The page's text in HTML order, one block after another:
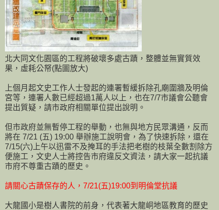
北大同文化園區的工程將破壞多處古蹟，整體並無實質效
果，虛耗公帑(點圖放大)
上個月起文史工作人士發起的連署暫緩拆除孔廟圍牆及明倫
宮等，連署人數已經超過1萬人以上，也在7/7市議會公聽會
提出質疑，請市政府相關單位提出說明。
但市政府並無暫停工程的舉動，也無與地方民眾溝通，反而
將在 7/21 (五) 19:00 舉辦施工說明會，為了快速拆除，還在
7/15(六)上午以迅雷不及掩耳的手法把老樹的枝葉全數割除方
便施工，文史人士將控告市府違反文資法，請大家一起抗議
市府不尊重古蹟的歷史。
請關心古蹟保存的人，7/21(五)19:00到明倫堂抗議
大龍國小是樹人書院的前身，代表著大龍峒地區教育的歷史